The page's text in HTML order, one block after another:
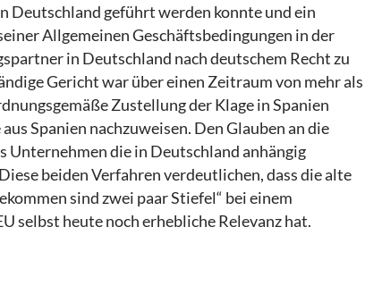
Deutschland geführt werden konnte und ein
Allgemeinen Geschäftsbedingungen in der
in Deutschland nach deutschem Recht zu
Gericht war über einen Zeitraum von mehr als
Zustellung der Klage in Spanien
Spanien nachzuweisen. Den Glauben an die
Unternehmen die in Deutschland anhängig
beiden Verfahren verdeutlichen, dass die alte
sind zwei paar Stiefel“ bei einem
selbst heute noch erhebliche Relevanz hat.